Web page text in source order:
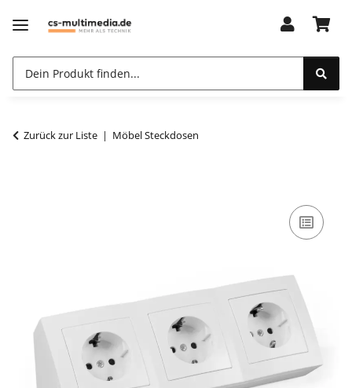
Zurück zur Liste Möbel Steckdosen